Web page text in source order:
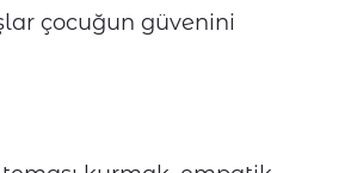
çocuğun güvenini